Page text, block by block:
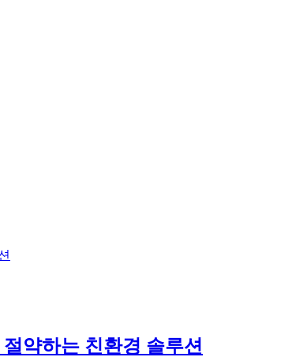
약하는 친환경 솔루션